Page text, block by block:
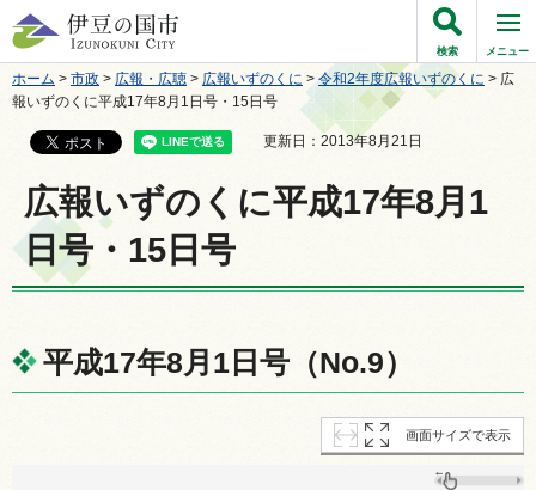
伊豆の国市
検索 メニュー
ホーム > 市政 > 広報・広聴 > 広報いずのくに >令和2年度広報いずのくに > 広
報いずのくに平成17年8月1日号・15日号
更新日：2013年8月21日
広報いずのくに平成17年8月1
日号・15日号
平成17年8月1日号（No.9）
画面サイズで表示